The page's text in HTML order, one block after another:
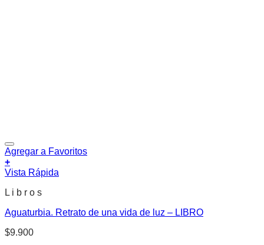
Agregar a Favoritos
+
Vista Rápida
L i b r o s
Aguaturbia. Retrato de una vida de luz – LIBRO
$9.900